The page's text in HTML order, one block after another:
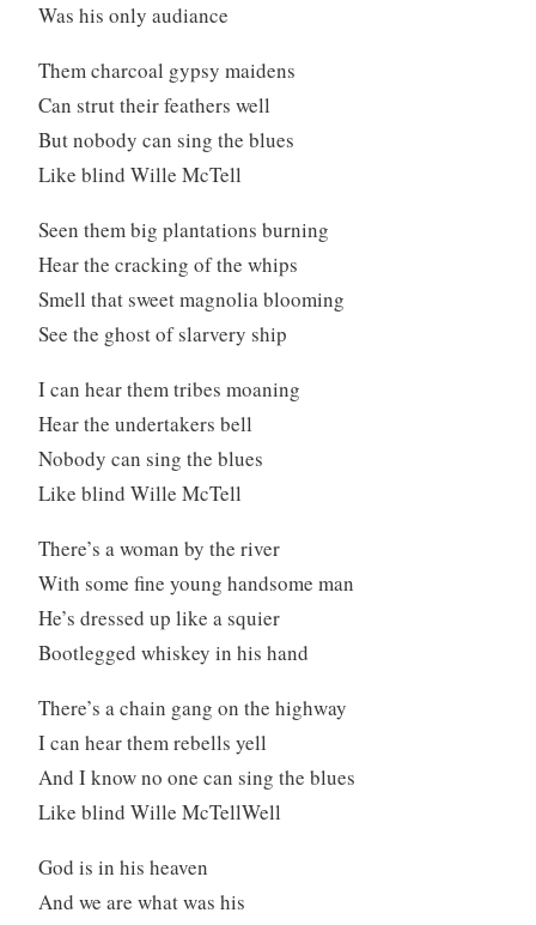
Was his only audiance
Them charcoal gypsy maidens
Can strut their feathers well
But nobody can sing the blues
Like blind Wille McTell
Seen them big plantations burning
Hear the cracking of the whips
Smell that sweet magnolia blooming
See the ghost of slarvery ship
I can hear them tribes moaning
Hear the undertakers bell
Nobody can sing the blues
Like blind Wille McTell
There’s a woman by the river
With some fine young handsome man
He’s dressed up like a squier
Bootlegged whiskey in his hand
There’s a chain gang on the highway
I can hear them rebells yell
And I know no one can sing the blues
Like blind Wille McTellWell
God is in his heaven
And we are what was his